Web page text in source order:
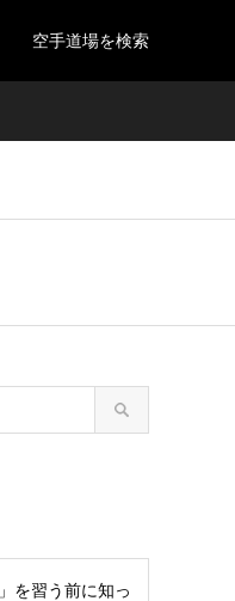
空手道場を検索
」を習う前に知っ